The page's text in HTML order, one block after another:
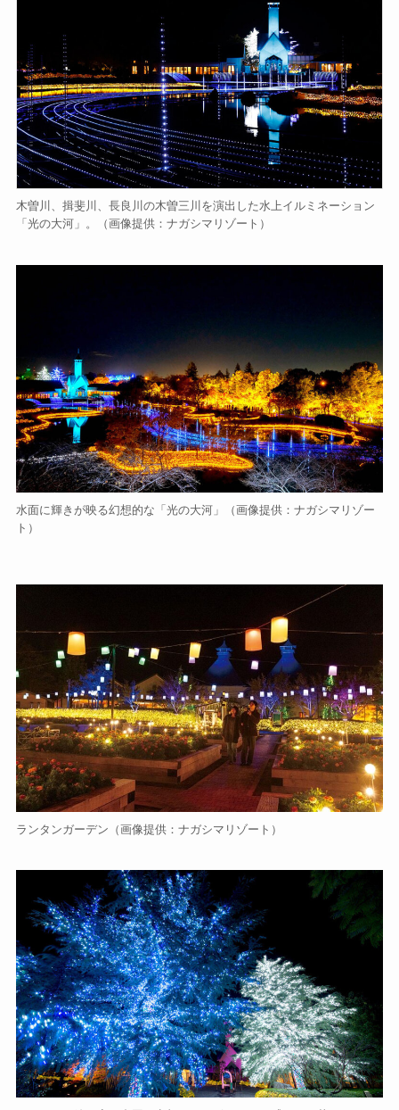
木曽川、揖斐川、長良川の木曽三川を演出した水上イルミネーション
「光の大河」。（画像提供：ナガシマリゾート）
水面に輝きが映る幻想的な「光の大河」（画像提供：ナガシマリゾー
ト）
ランタンガーデン（画像提供：ナガシマリゾート）